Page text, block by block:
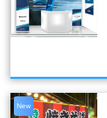
New